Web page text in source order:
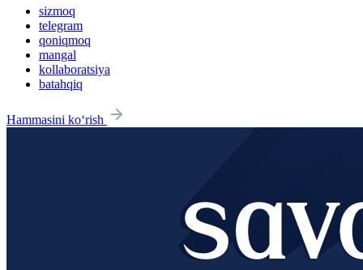
sizmoq
telegram
qoniqmoq
mangal
kollaboratsiya
batahqiq
Hammasini ko‘rish